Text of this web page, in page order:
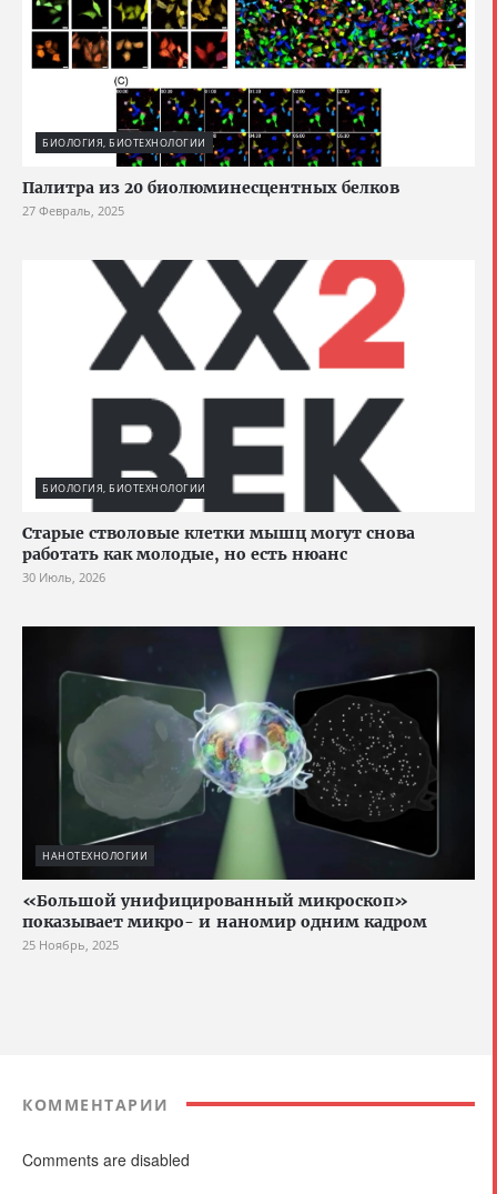
БИОЛОГИЯ, БИОТЕХНОЛОГИИ
Палитра из 20 биолюминесцентных белков
27 Февраль, 2025
БИОЛОГИЯ, БИОТЕХНОЛОГИИ
Старые стволовые клетки мышц могут снова
работать как молодые, но есть нюанс
30 Июль, 2026
НАНОТЕХНОЛОГИИ
«Большой унифицированный микроскоп»
показывает микро- и наномир одним кадром
25 Ноябрь, 2025
КОММЕНТАРИИ
Comments are disabled